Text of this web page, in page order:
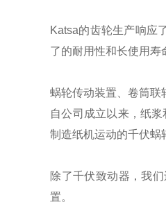
Katsa的齿轮生产响应
了的耐用性和长使用寿
蜗轮传动装置、卷筒联
自公司成立以来，纸
制造纸机运动的千伏蜗
除了千伏致动器，我
置。